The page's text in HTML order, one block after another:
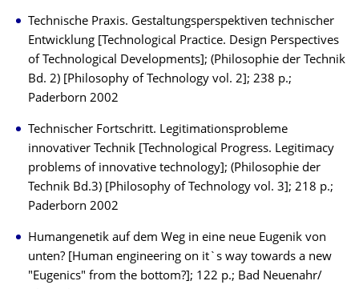
Technische Praxis. Gestaltungsperspektiven technischer
Entwicklung [Technological Practice. Design Perspectives
of Technological Developments]; (Philosophie der Technik
Bd. 2) [Philosophy of Technology vol. 2]; 238 p.;
Paderborn 2002
Technischer Fortschritt. Legitimationsprobleme
innovativer Technik [Technological Progress. Legitimacy
problems of innovative technology]; (Philosophie der
Technik Bd.3) [Philosophy of Technology vol. 3]; 218 p.;
Paderborn 2002
Humangenetik auf dem Weg in eine neue Eugenik von
unten? [Human engineering on it`s way towards a new
"Eugenics" from the bottom?]; 122 p.; Bad Neuenahr/